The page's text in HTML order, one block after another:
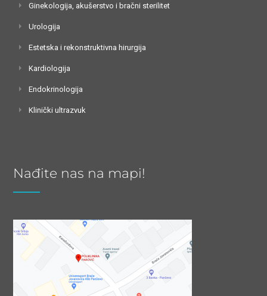
Ginekologija, akušerstvo i bračni sterilitet
Urologija
Estetska i rekonstruktivna hirurgija
Kardiologija
Endokrinologija
Klinički ultrazvuk
Nađite nas na mapi!